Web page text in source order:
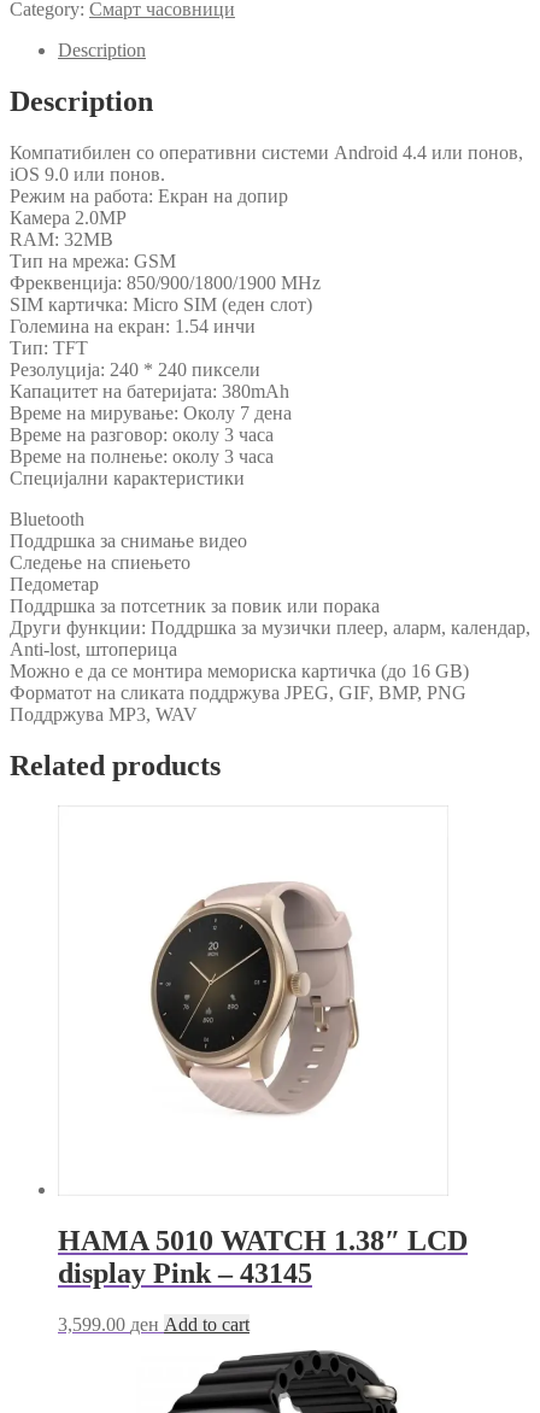
Category: Смарт часовници
Description
Description
Компатибилен со оперативни системи Android 4.4 или понов,
iOS 9.0 или понов.
Режим на работа: Екран на допир
Камера 2.0MP
RAM: 32MB
Тип на мрежа: GSM
Фреквенција: 850/900/1800/1900 MHz
SIM картичка: Micro SIM (еден слот)
Големина на екран: 1.54 инчи
Тип: TFT
Резолуција: 240 * 240 пиксели
Капацитет на батеријата: 380mAh
Време на мирување: Околу 7 дена
Време на разговор: околу 3 часа
Време на полнење: околу 3 часа
Специјални карактеристики
Bluetooth
Поддршка за снимање видео
Следење на спиењето
Педометар
Поддршка за потсетник за повик или порака
Други функции: Поддршка за музички плеер, аларм, календар,
Anti-lost, штоперица
Можно е да се монтира мемориска картичка (до 16 GB)
Форматот на сликата поддржува JPEG, GIF, BMP, PNG
Поддржува MP3, WAV
Related products
HAMA 5010 WATCH 1.38″ LCD
display Pink – 43145
3,599.00 ден Add to cart